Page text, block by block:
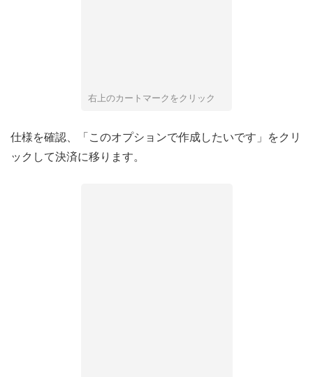
右上のカートマークをクリック
仕様を確認、「このオプションで作成したいです」をクリ
ックして決済に移ります。